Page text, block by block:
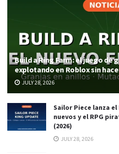
Build a Ring Farm: el juego de
explotando en Roblox sin
JULY 28, 2026
Sailor Piece lanza
nuevos y el RPG
(2026)
JULY 28, 2026